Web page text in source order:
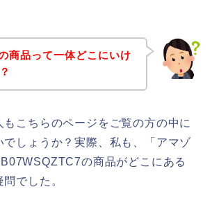
商品って一体どこにいけ
もこちらのページをご覧の方の中に
でしょうか？実際、私も、「アマゾ
の商品がどこにある
でした。